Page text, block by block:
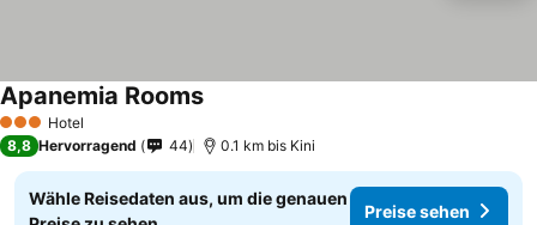
3 SterneHotel
Apanemia Rooms
8,8 Hervorragend 44 0.1 km bis Kini
Wähle Reisedaten aus, um die genauen
Preise sehen